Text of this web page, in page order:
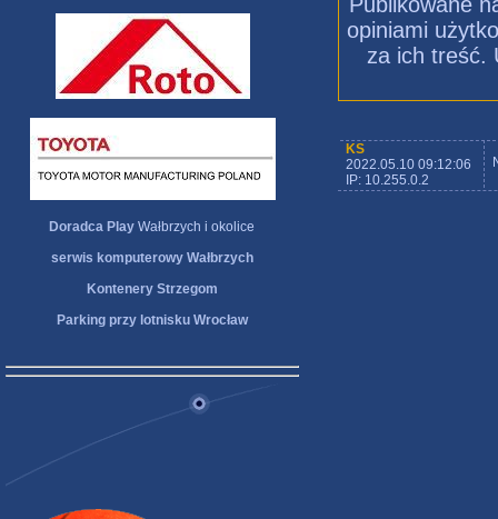
Doradca Play Wałbrzych i okolice
serwis komputerowy Wałbrzych
Kontenery Strzegom
Parking przy lotnisku Wrocław
opiniami
za ich treść.
KS
2022.05.10 09:12:06
IP: 10.255.0.2